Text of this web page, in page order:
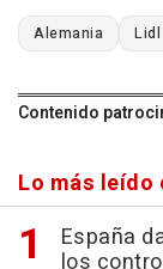
Alemania Lidl
Contenido
Lo más leído
España